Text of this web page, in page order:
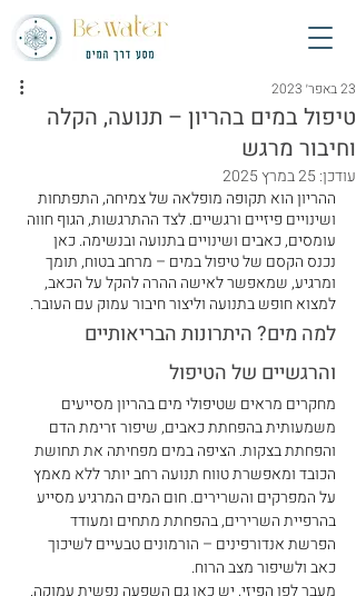
טיפול במים בהריון – תנועה, הקלה
וחיבור מרגש
23 באפר׳ 2023
עודכן: 25 במרץ 2025
ההריון הוא תקופה מופלאה של צמיחה, התפתחות
ושינויים פיזיים ורגשיים. לצד ההתרגשות, הגוף חווה
עומסים, כאבים ושינויים בתנועה ובנשימה. כאן
נכנס הקסם של טיפול במים – מרחב בטוח, תומך
ומרגיע, שמאפשר לאישה ההרה להקל על הכאב,
למצוא חופש בתנועה וליצור חיבור עמוק עם העובר.
למה מים? היתרונות הבריאותיים
והרגשיים של הטיפול
מחקרים מראים שטיפולי מים בהריון מסייעים
משמעותית בהפחתת כאבים, שיפור זרימת הדם
והפחתת בצקות. הציפה במים מפחיתה את תחושת
הכובד ומאפשרת טווח תנועה רחב יותר ללא מאמץ
על המפרקים והשרירים. חום המים המרגיע מסייע
בהרפיית השרירים, בהפחתת מתחים ומעודד
הפרשת אנדורפינים – הורמונים טבעיים לשיכוך
כאב ולשיפור מצב הרוח.
מעבר לפן הפיזי, יש כאן גם השפעה נפשית עמוקה.